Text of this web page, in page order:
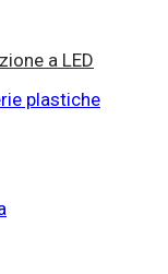
a LED
plastiche